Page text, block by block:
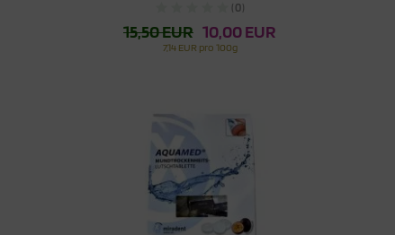
(0)
15,50 EUR 10,00 EUR
7,14 EUR pro 100g